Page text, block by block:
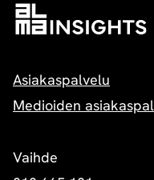
Asiakaspalvelu
Medioiden
Vaihde